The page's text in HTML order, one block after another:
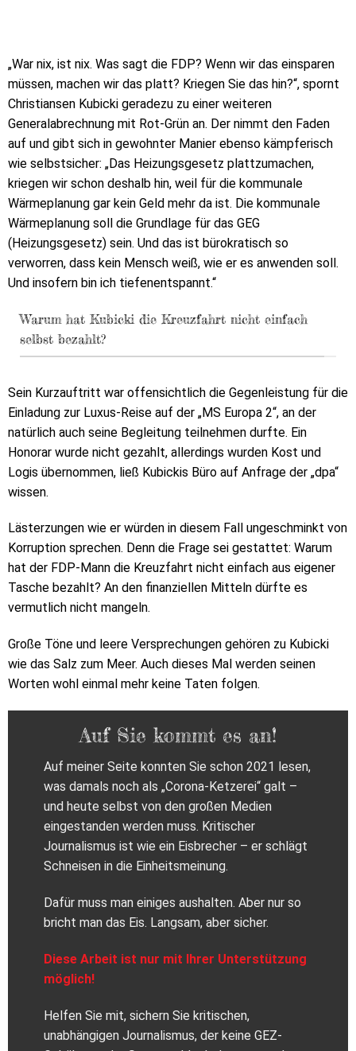
„War nix, ist nix. Was sagt die FDP? Wenn wir das einsparen
müssen, machen wir das platt? Kriegen Sie das hin?“, spornt
Christiansen Kubicki geradezu zu einer weiteren
Generalabrechnung mit Rot-Grün an. Der nimmt den Faden
auf und gibt sich in gewohnter Manier ebenso kämpferisch
wie selbstsicher: „Das Heizungsgesetz plattzumachen,
kriegen wir schon deshalb hin, weil für die kommunale
Wärmeplanung gar kein Geld mehr da ist. Die kommunale
Wärmeplanung soll die Grundlage für das GEG
(Heizungsgesetz) sein. Und das ist bürokratisch so
verworren, dass kein Mensch weiß, wie er es anwenden soll.
Und insofern bin ich tiefenentspannt.“
Warum hat Kubicki die Kreuzfahrt nicht einfach
selbst bezahlt?
Sein Kurzauftritt war offensichtlich die Gegenleistung für die
Einladung zur Luxus-Reise auf der „MS Europa 2“, an der
natürlich auch seine Begleitung teilnehmen durfte. Ein
Honorar wurde nicht gezahlt, allerdings wurden Kost und
Logis übernommen, ließ Kubickis Büro auf Anfrage der „dpa“
wissen.
Lästerzungen wie er würden in diesem Fall ungeschminkt von
Korruption sprechen. Denn die Frage sei gestattet: Warum
hat der FDP-Mann die Kreuzfahrt nicht einfach aus eigener
Tasche bezahlt? An den finanziellen Mitteln dürfte es
vermutlich nicht mangeln.
Große Töne und leere Versprechungen gehören zu Kubicki
wie das Salz zum Meer. Auch dieses Mal werden seinen
Worten wohl einmal mehr keine Taten folgen.
Auf Sie kommt es an!
Auf meiner Seite konnten Sie schon 2021 lesen,
was damals noch als „Corona-Ketzerei“ galt –
und heute selbst von den großen Medien
eingestanden werden muss. Kritischer
Journalismus ist wie ein Eisbrecher – er schlägt
Schneisen in die Einheitsmeinung.
Dafür muss man einiges aushalten. Aber nur so
bricht man das Eis. Langsam, aber sicher.
Diese Arbeit ist nur mit Ihrer Unterstützung
möglich!
Helfen Sie mit, sichern Sie kritischen,
unabhängigen Journalismus, der keine GEZ-